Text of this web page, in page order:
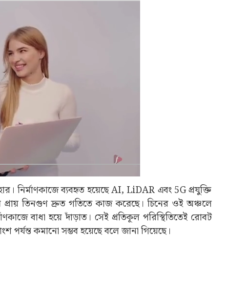
যাত্রীরা?
নর্থ স্টেশন দিয়ে পরিষেবা চালানো কঠিন হয়ে উঠছিল।
বর্গমিটার এলাকা জুড়ে তৈরি এই স্টেশনে রয়েছে ১৫টি
পরিকাঠামোকে বিশ্বের বৃহত্তম স্টেশনগুলির তালিকায় শীর্ষে
মহলে আলোচনার বিষয়।